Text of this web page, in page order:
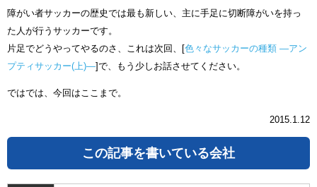
障がい者サッカーの歴史では最も新しい、主に手足に切断障がいを持っ
た人が行うサッカーです。
片足でどうやってやるのさ、これは次回、[色々なサッカーの種類 ―アン
プティサッカー(上)―]で、もう少しお話させてください。
ではでは、今回はここまで。
2015.1.12
この記事を書いている会社